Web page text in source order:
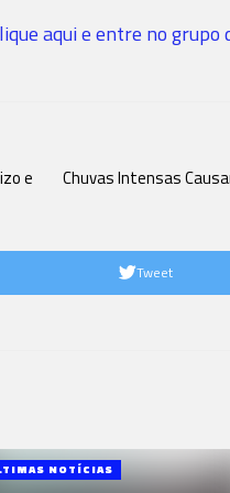
aqui e entre no grupo
e Chuvas Intensas
Tweet
NOTÍCIAS